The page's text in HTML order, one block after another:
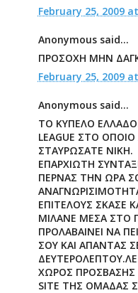
February 25, 2009
Anonymous said...
ΠΡΟΣΟΧΗ ΜΗΝ
February 25, 2009
Anonymous said...
ΤΟ ΚΥΠΕΛΟ
LEAGUE ΣΤΟ
ΣΤΑΥΡΩΣΑΤΕ ΝΙΚΗ.
ΕΠΑΡΧΙΩΤΗ
ΠΕΡΝΑΣ ΤΗΝ ΩΡΑ
ΕΠΙΤΕΛΟΥΣ ΣΚΑΣΕ
ΜΙΛΑΝΕ ΜΕΣΑ ΣΤΟ
ΠΡΟΛΑΒΑΙΝΕΙ ΝΑ
ΣΟΥ ΚΑΙ ΑΠΑΝΤΑΣ
ΧΩΡΟΣ ΠΡΟΣΒΑΣΗΣ
SITE ΤΗΣ ΟΜΑΔΑΣ